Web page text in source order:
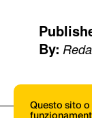
By:
Questo sito